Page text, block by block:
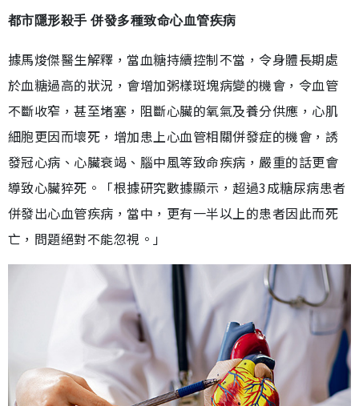
都市隱形殺手 併發多種致命心血管疾病
據馬焌傑醫生解釋，當血糖持續控制不當，令身體長期處
於血糖過高的狀況，會增加粥樣斑塊病變的機會，令血管
不斷收窄，甚至堵塞，阻斷心臟的氧氣及養分供應，心肌
細胞更因而壞死，增加患上心血管相關併發症的機會，誘
發冠心病、心臟衰竭、腦中風等致命疾病，嚴重的話更會
導致心臟猝死。「根據研究數據顯示，超過3成糖尿病患者
併發出心血管疾病，當中，更有一半以上的患者因此而死
亡，問題絕對不能忽視。」